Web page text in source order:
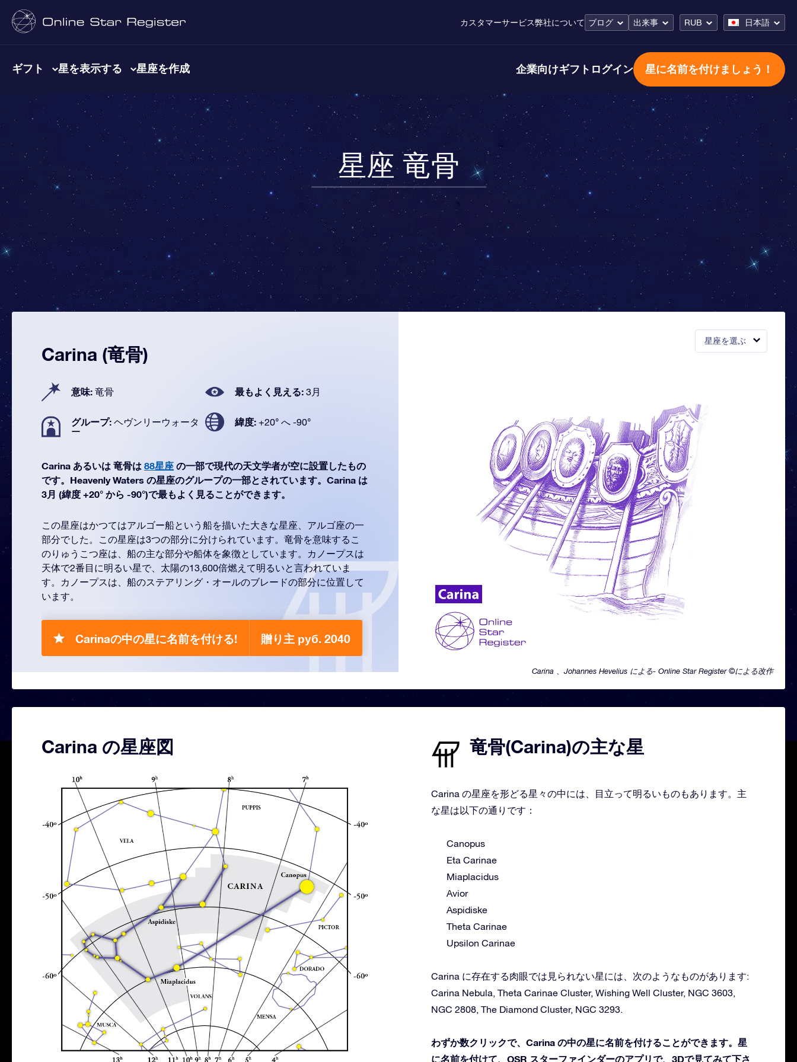
カスタマーサービス弊社について ブログ 出来事 RUB 日本語
ギフト 星を表示する 星座を作成 企業向けギフト ログイン 星に名前を付けましょう！
星座 竜骨
星座を選ぶ
Carina 、Johannes Hevelius による- Online Star Register ©による改作
Carina (竜骨)
意味: 竜骨 最もよく見える: 3月
グループ: ヘヴンリーウォータ
ー
緯度: +20° へ -90°
Carina あるいは 竜骨は 88星座 の一部で現代の天文学者が空に設置したもの
です。Heavenly Waters の星座のグループの一部とされています。Carina は
3月 (緯度 +20° から -90°)で最もよく見ることができます。
この星座はかつてはアルゴー船という船を描いた大きな星座、アルゴ座の一
部分でした。この星座は3つの部分に分けられています。竜骨を意味するこ
のりゅうこつ座は、船の主な部分や船体を象徴としています。カノープスは
天体で2番目に明るい星で、太陽の13,600倍燃えて明るいと言われていま
す。カノープスは、船のステアリング・オールのブレードの部分に位置して
います。
Carinaの中の星に名前を付ける! 贈り主 руб. 2040
Carina の星座図 竜骨(Carina)の主な星
Carina の星座を形どる星々の中には、目立って明るいものもあります。主
な星は以下の通りです：
Canopus
Eta Carinae
Miaplacidus
Avior
Aspidiske
Theta Carinae
Upsilon Carinae
Carina に存在する肉眼では見られない星には、次のようなものがあります:
Carina Nebula, Theta Carinae Cluster, Wishing Well Cluster, NGC 3603,
NGC 2808, The Diamond Cluster, NGC 3293.
わずか数クリックで、Carina の中の星に名前を付けることができます。星
に名前を付けて、OSR スターファインダーのアプリで、3Dで見てみて下さ